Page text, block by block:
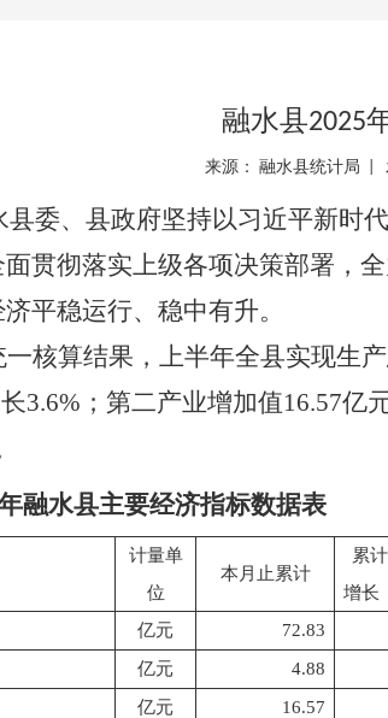
融水县2025
来源： 融水县统计局 |
县委、县政府坚持以习近平新时
贯彻落实上级各项决策部署，
平稳运行、稳中有升。
核算结果，上半年全县实现生
3.6%；第二产业增加值16.57
融水县主要经济指标数据表
计量单
位
本月止累计
累
增长
亿元 72.83
亿元 4.88
亿元 16.57